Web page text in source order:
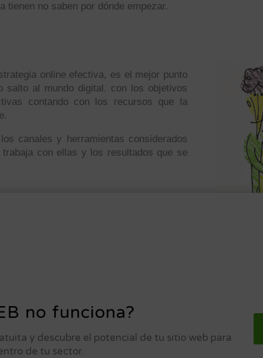
tienen no saben por dónde empezar.
online efectiva, es el mejor punto
salto al mundo digital. con los objetivos
contando con los recursos que la
canales y herramientas considerados
con ellas y los resultados que se
no funciona?
y descubre el potencial de tu sitio web para
de tu sector.